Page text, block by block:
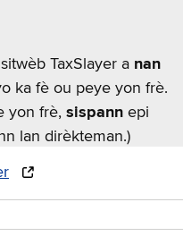
TaxSlayer a nan
ka fè ou peye yon frè.
yon frè, sispann epi
lan dirèkteman.)